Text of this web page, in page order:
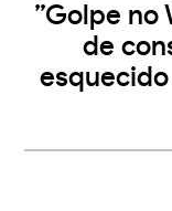
”Golpe no
de